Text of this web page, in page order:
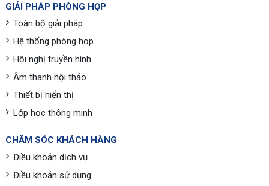
GIẢI PHÁP PHÒNG HỌP
Toàn bộ giải pháp
Hệ thống phòng họp
Hội nghị truyền hình
Âm thanh hội thảo
Thiết bị hiển thị
Lớp học thông minh
CHĂM SÓC KHÁCH HÀNG
Điều khoản dịch vụ
Điều khoản sử dụng